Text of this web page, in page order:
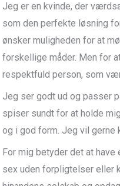
Jeg er en kvinde, der
som den perfekte løsning
ønsker muligheden for at
forskellige måder. Men for
respektfuld person, som
Jeg ser godt ud og passer
spiser sundt for at holde
og i god form. Jeg vil gerne
For mig betyder det at
sex uden forpligtelser eller